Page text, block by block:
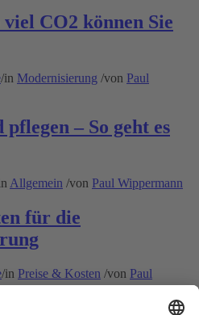
CO2 können Sie
/in Modernisierung /von Paul
– So geht es
Allgemein /von Paul Wippermann
für die
/in Preise & Kosten /von Paul